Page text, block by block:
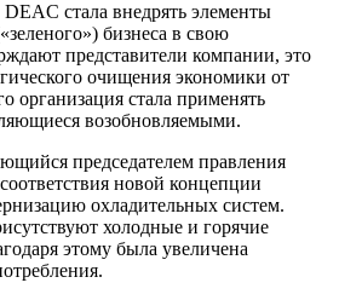
стала внедрять элементы
бизнеса в свою
представители компании, это
очищения экономики от
организация стала применять
возобновляемыми.
председателем правления
новой концепции
охладительных систем.
холодные и горячие
этому была увеличена